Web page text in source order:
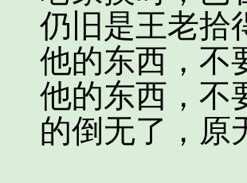
仍旧是王老拾
他的东西，不
他的东西，不
的倒无了，原